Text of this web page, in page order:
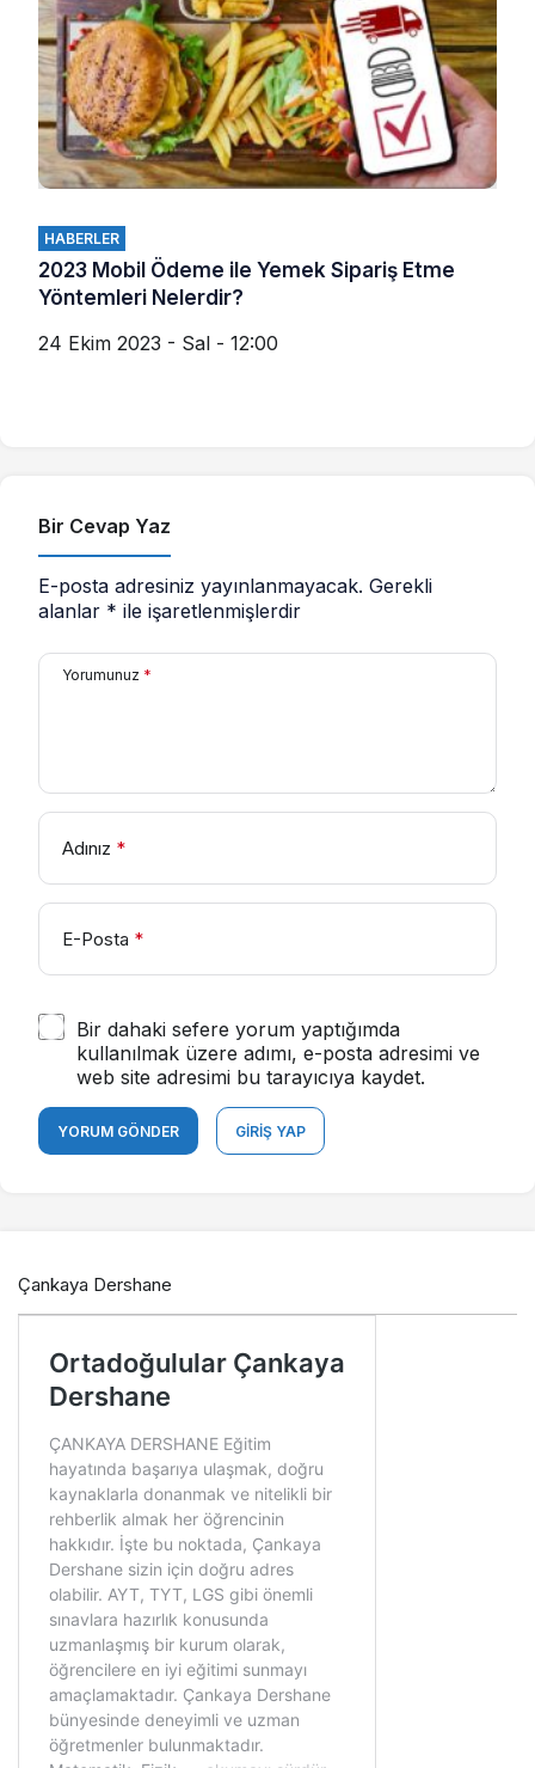
HABERLER
2023 Mobil Ödeme ile Yemek Sipariş Etme
Yöntemleri Nelerdir?
24 Ekim 2023 - Sal - 12:00
Bir Cevap Yaz
E-posta adresiniz yayınlanmayacak. Gerekli
alanlar * ile işaretlenmişlerdir
Yorumunuz *
Adınız *
E-Posta *
Bir dahaki sefere yorum yaptığımda
kullanılmak üzere adımı, e-posta adresimi ve
web site adresimi bu tarayıcıya kaydet.
YORUM GÖNDER GIRIŞ YAP
Çankaya Dershane